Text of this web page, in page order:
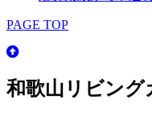
PAGE TOP
和歌山リビング